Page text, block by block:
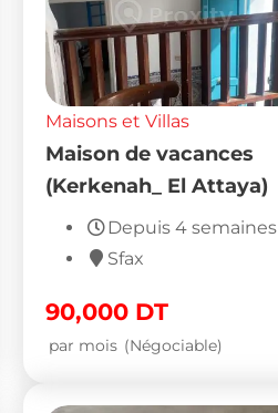
Maisons et Villas
Maison de vacances
(Kerkenah_ El Attaya)
Depuis 4 semaines
Sfax
90,000 DT
par mois (Négociable)